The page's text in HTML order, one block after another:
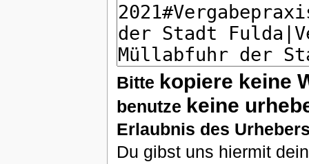
Bitte kopiere keine
benutze keine
Erlaubnis des
Du gibst uns hiermit